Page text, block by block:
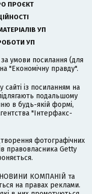
ПРОЄКТ
УП
УП
умови посилання (для
"Економічну правду".
сайті із посиланням на
подальшому
в будь-якій формі,
"Інтерфакс-
фотографічних
правовласника Getty
НОВИНИ КОМПАНІЙ та
на правах реклами.